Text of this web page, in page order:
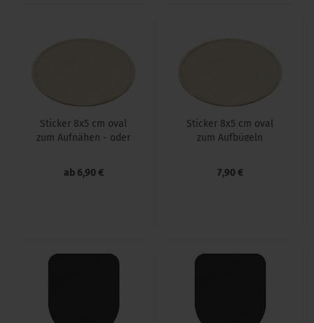
Sti­cker 8x5 cm oval
zum Auf­nä­hen - oder
ab 6,90 €
Sti­cker 8x5 cm oval
zum Auf­bü­geln
7,90 €